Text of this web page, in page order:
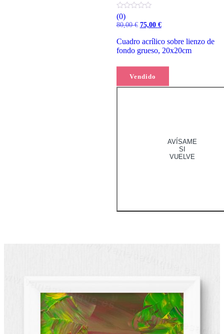
Vendido
(0)
80,00€ El
original
era:
80,00 €.
75,00 €El
actual
es:
Cuadro acrílico sobre lienzo de
fondo grueso, 20x20cm
Leer más
AVÍSAME
SI
VUELVE